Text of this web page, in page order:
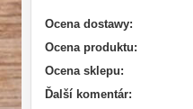
Ocena dostawy:
Ocena produktu:
Ocena sklepu:
Ďalší komentár: